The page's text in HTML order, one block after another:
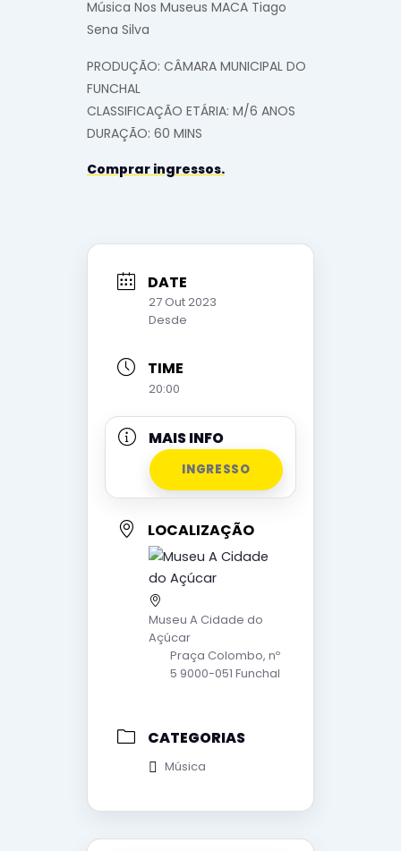
Música Nos Museus MACA Tiago
Sena Silva
PRODUÇÃO: CÂMARA MUNICIPAL DO
FUNCHAL
CLASSIFICAÇÃO ETÁRIA: M/6 ANOS
DURAÇÃO: 60 MINS
Comprar ingressos.
DATE
27 Out 2023
Desde
TIME
20:00
MAIS INFO
INGRESSO
LOCALIZAÇÃO
Museu A Cidade do
Açúcar
Praça Colombo, nº
5 9000-051 Funchal
CATEGORIAS
Música